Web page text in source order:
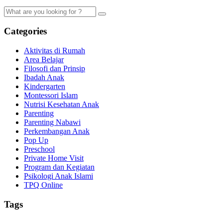
Categories
Aktivitas di Rumah
Area Belajar
Filosofi dan Prinsip
Ibadah Anak
Kindergarten
Montessori Islam
Nutrisi Kesehatan Anak
Parenting
Parenting Nabawi
Perkembangan Anak
Pop Up
Preschool
Private Home Visit
Program dan Kegiatan
Psikologi Anak Islami
TPQ Online
Tags